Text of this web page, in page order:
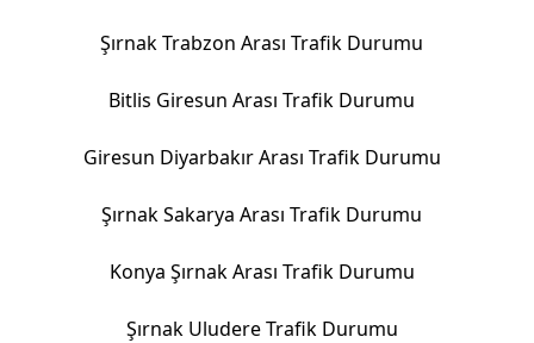
Şırnak Trabzon Arası Trafik Durumu
Bitlis Giresun Arası Trafik Durumu
Giresun Diyarbakır Arası Trafik Durumu
Şırnak Sakarya Arası Trafik Durumu
Konya Şırnak Arası Trafik Durumu
Şırnak Uludere Trafik Durumu